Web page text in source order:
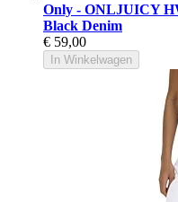
Only - ONLJUICY
Black Denim
€ 59,00
In Winkelwagen